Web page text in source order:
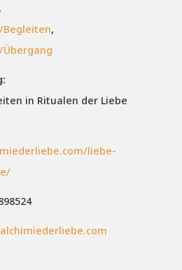
,
,
in Ritualen der Liebe
liebe-